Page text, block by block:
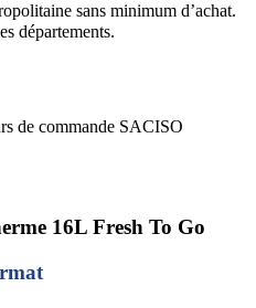
sans minimum d’achat.
départements.
de commande SACISO
16L Fresh To Go